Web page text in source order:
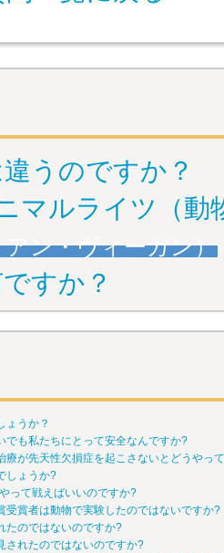
うのですか？
マルライツ（動
ン・ヴィーガン）
すか？
ょうか？
でも私たちにとって安全なんですか?
療が先天性欠損症を起こさないとどうやっ
しょうか?
って戦えばいいのですか?
受賞者は動物で実験したのではないですか?
たのではないのですか?
されたのではないのですか?